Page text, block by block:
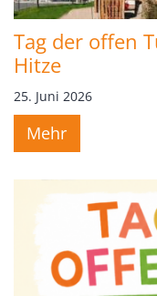
Tag der offen
Hitze
25. Juni 2026
Mehr